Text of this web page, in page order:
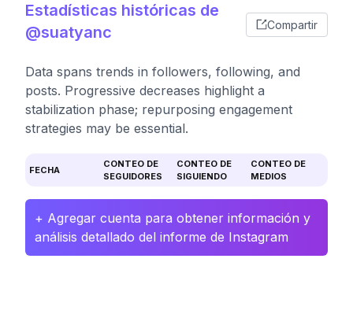
Estadísticas históricas de
@suatyanc
Compartir
Data spans trends in followers, following, and
posts. Progressive decreases highlight a
stabilization phase; repurposing engagement
strategies may be essential.
FECHA
CONTEO DE
SEGUIDORES
CONTEO DE
SIGUIENDO
CONTEO DE
MEDIOS
+ Agregar cuenta para obtener información y
análisis detallado del informe de Instagram